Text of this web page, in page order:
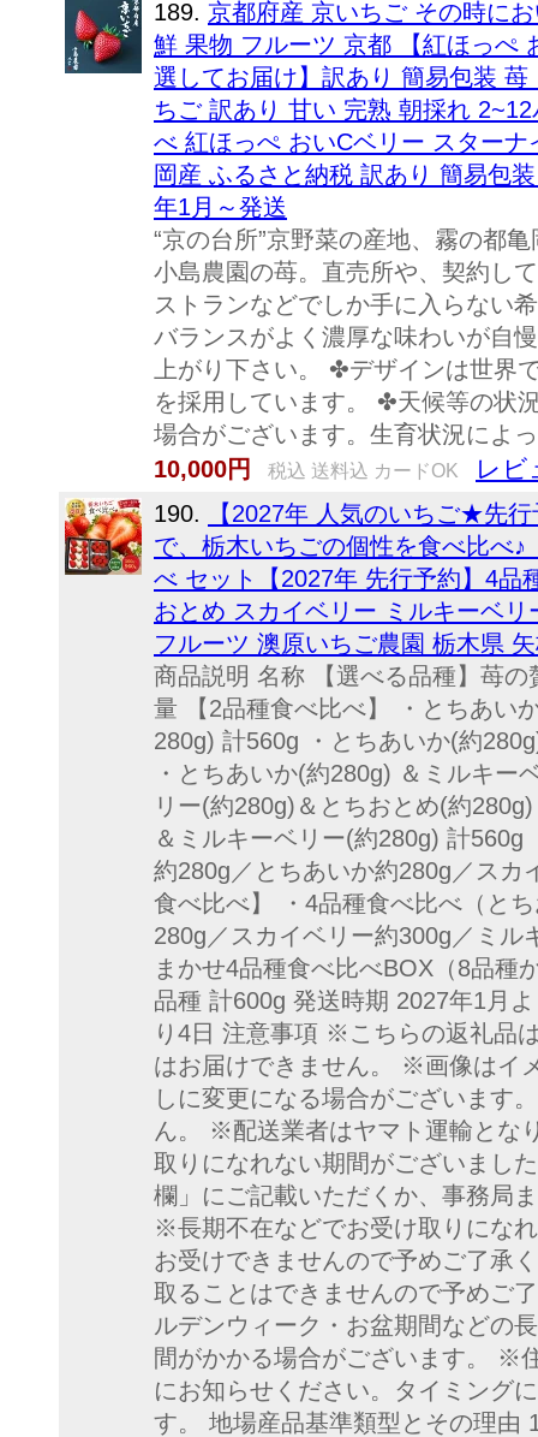
189. 京都府産 京いちご その時に
鮮 果物 フルーツ 京都 【紅ほっぺ
選してお届け】訳あり 簡易包装
ちご 訳あり 甘い 完熟 朝採れ
べ 紅ほっぺ おいCベリー スター
岡産 ふるさと納税 訳あり 簡易包
年1月～発送
“京の台所”京野菜の産地、霧の都
小島農園の苺。直売所や、契約し
ストランなどでしか手に入らない
バランスがよく濃厚な味わいが自
上がり下さい。 ✤デザインは世界
を採用しています。 ✤天候等の状
場合がございます。生育状況によ
10,000円
税込 送料込 カードOK レビ
190.
【2027年 人気のいちご★先
で、栃木いちごの個性を食べ比べ
べ セット【2027年 先行予約】4品
おとめ スカイベリー ミルキーベ
フルーツ 澳原いちご農園 栃木県
商品説明 名称 【選べる品種】苺
量 【2品種食べ比べ】 ・とちあい
280g) 計560g ・とちあいか(約
・とちあいか(約280g) ＆ミルキー
リー(約280g)＆とちおとめ(約
＆ミルキーベリー(約280g) 計
約280g／とちあいか約280g／スカ
食べ比べ】 ・4品種食べ比べ（と
280g／スカイベリー約300g／ミル
まかせ4品種食べ比べBOX（8品種
品種 計600g 発送時期 2027年1月
り4日 注意事項 ※こちらの返礼品
はお届けできません。 ※画像はイ
しに変更になる場合がございます
ん。 ※配送業者はヤマト運輸とな
取りになれない期間がございまし
欄」にご記載いただくか、事務局
※長期不在などでお受け取りにな
お受けできませんので予めご了承
取ることはできませんので予めご
ルデンウィーク・お盆期間などの
間がかかる場合がございます。 ※
にお知らせください。タイミング
す。 地場産品基準類型とその理由